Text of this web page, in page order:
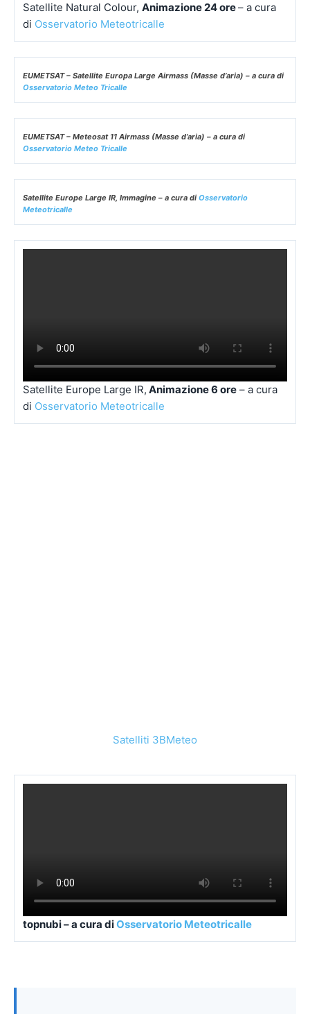
Satellite Natural Colour, Animazione 24 ore– a cura
di Osservatorio Meteotricalle
EUMETSAT – Satellite Europa Large Airmass (Masse d’aria) – a cura di
Osservatorio Meteo Tricalle
EUMETSAT – Meteosat 11 Airmass (Masse d’aria) – a cura di
Osservatorio Meteo Tricalle
Satellite Europe Large IR, Immagine – a cura di Osservatorio
Meteotricalle
Satellite Europe Large IR, Animazione 6 ore – a cura
di Osservatorio Meteotricalle
Satelliti 3BMeteo
topnubi – a cura diOsservatorio Meteotricalle